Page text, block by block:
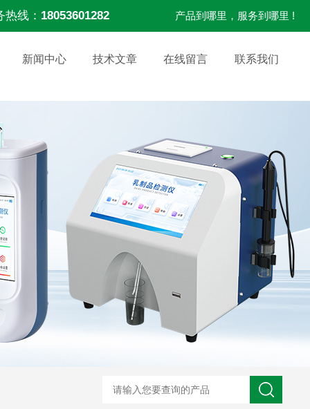
热线： 18053601282 产品到哪里，服务到哪里 !
新闻中心 技术文章 在线留言 联系我们